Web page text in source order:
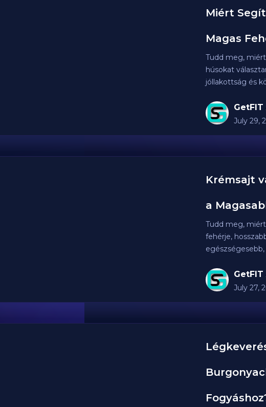
Miért
Magas
Tudd meg,
húsokat
jóllakottság és
GetFIT
July 29,
Krémsajt
a
Tudd meg,
fehérje,
GetFIT
July 27,